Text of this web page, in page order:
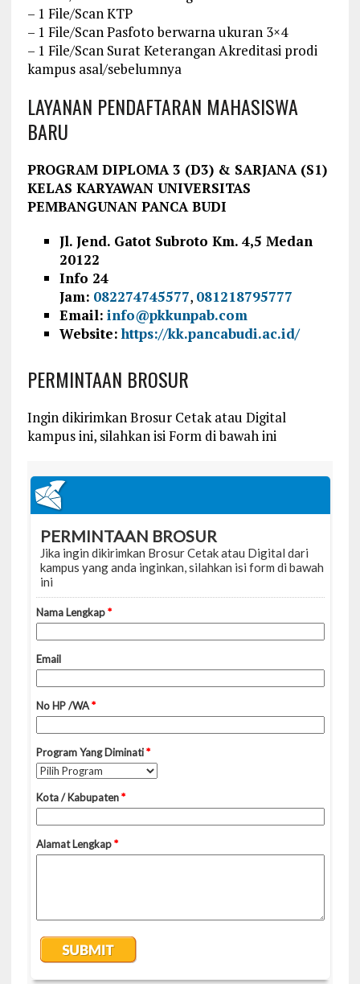
– 1 File/Scan KTP
– 1 File/Scan Pasfoto berwarna ukuran 3×4
– 1 File/Scan Surat Keterangan Akreditasi prodi
kampus asal/sebelumnya
LAYANAN PENDAFTARAN MAHASISWA
BARU
PROGRAM DIPLOMA 3 (D3) & SARJANA (S1)
KELAS KARYAWAN UNIVERSITAS
PEMBANGUNAN PANCA BUDI
Jl. Jend. Gatot Subroto Km. 4,5 Medan
20122
Info 24
Jam: 082274745577, 081218795777
Email: info@pkkunpab.com
Website:https://kk.pancabudi.ac.id/
PERMINTAAN BROSUR
Ingin dikirimkan Brosur Cetak atau Digital
kampus ini, silahkan isi Form di bawah ini